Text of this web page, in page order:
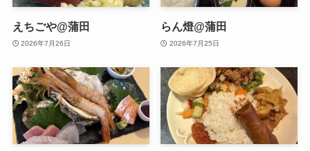
えちごや@蒲田
2026年7月26日
らん燈@蒲田
2026年7月25日